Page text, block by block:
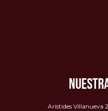
Arístides Villanueva